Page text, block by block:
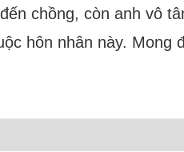
chồng, còn anh vô
hôn nhân này. Mong